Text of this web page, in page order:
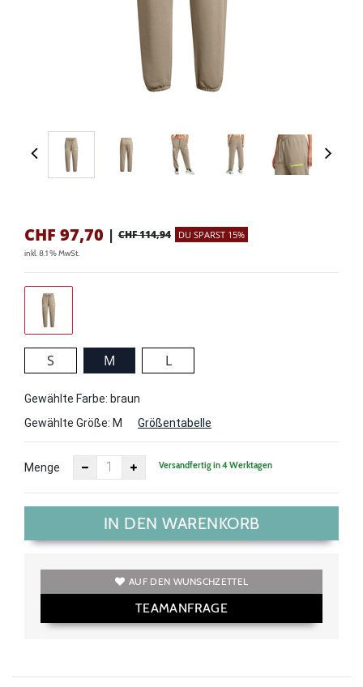
CHF 97,70 | CHF 114,94 DU SPARST 15%
inkl. 8.1 % MwSt.
S M L
Gewählte Farbe: braun
Gewählte Größe: M Größentabelle
Menge Versandfertig in 4 Werktagen
IN DEN WARENKORB
AUF DEN WUNSCHZETTEL
TEAMANFRAGE